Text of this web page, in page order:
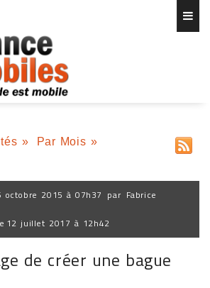
» Par Mois »
octobre 2015 à 07h37 par Fabrice
12 juillet 2017 à 12h42
de créer une bague